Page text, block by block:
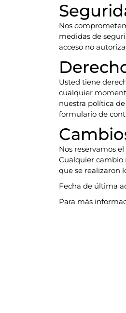
Nos
medidas de
acceso no
Usted tiene
cualquier
nuestra política
formulario de
Nos reservamos
Cualquier cambio
que se realizaron
Fecha de última
Para más